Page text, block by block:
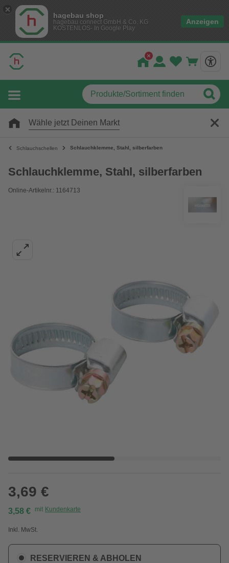
hagebau shop
hagebau connect GmbH & Co. KG
KOSTENLOS- In Google Play
Anzeigen
Wähle jetzt Deinen Markt
Schlauchschellen Schlauchklemme, Stahl, silberfarben
Schlauchklemme, Stahl, silberfarben
Online-Artikelnr.: 1164713
3,69 €
3,58 € mit Kundenkarte
Inkl. MwSt.
RESERVIEREN & ABHOLEN